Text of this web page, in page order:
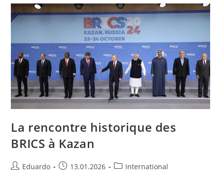
La rencontre historique des
BRICS à Kazan
Eduardo 13.01.2026 International